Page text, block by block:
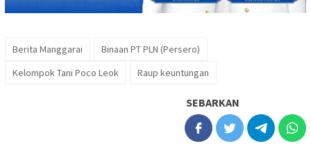
Berita Manggarai
Binaan PT PLN (Persero)
Kelompok Tani Poco Leok
Raup keuntungan
SEBARKAN